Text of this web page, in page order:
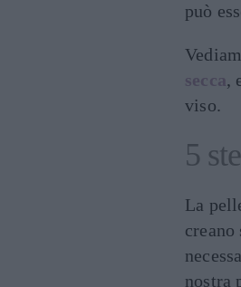
può
secca,
viso.
5
La
nostra